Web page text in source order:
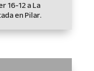
16-12 a La
en Pilar.